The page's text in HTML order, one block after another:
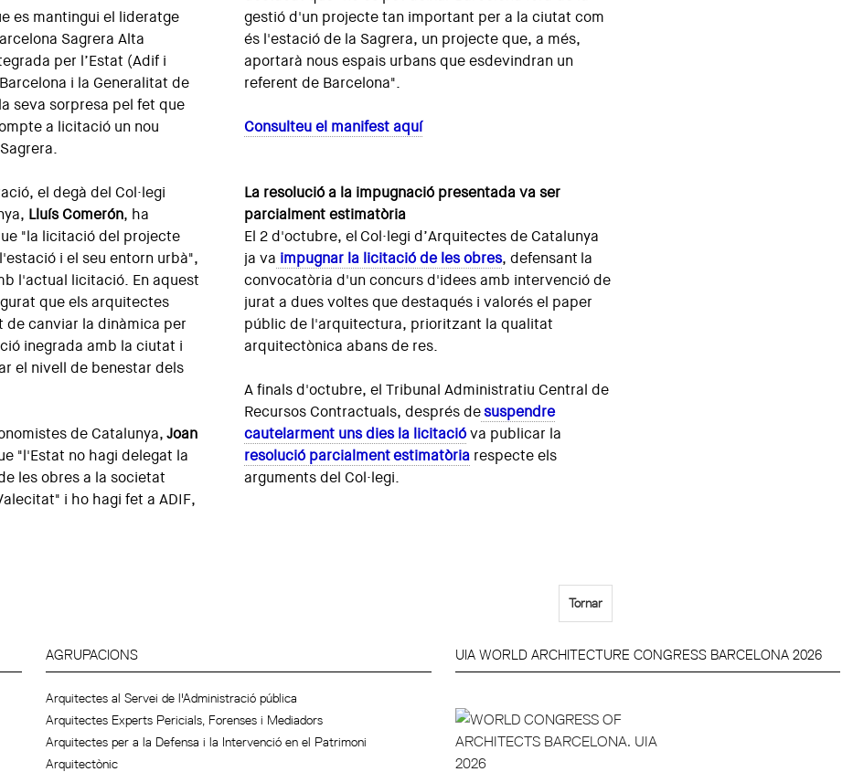
es mantingui el lideratge
Sagrera Alta
per l’Estat (Adif i
i la Generalitat de
seva sorpresa pel fet que
a licitació un nou
el degà del Col·legi
Lluís Comerón, ha
"la licitació del projecte
i el seu entorn urbà",
l'actual licitació. En aquest
que els arquitectes
de canviar la dinàmica per
inegrada amb la ciutat i
el nivell de benestar dels
de Catalunya,Joan
"l'Estat no hagi delegat la
les obres a la societat
i ho hagi fet a ADIF,
gestió d'un projecte tan important per a la ciutat com
és l'estació de la Sagrera, un projecte que, a més,
aportarà nous espais urbans que esdevindran un
referent de Barcelona".
Consulteu el manifest aquí
La resolució a la impugnació presentada va ser
parcialment estimatòria
El 2 d'octubre, el Col·legi d’Arquitectes de Catalunya
ja va impugnar la licitació de les obres, defensant la
convocatòria d'un concurs d'idees amb intervenció de
jurat a dues voltes que destaqués i valorés el paper
públic de l'arquitectura, prioritzant la qualitat
arquitectònica abans de res.
A finals d'octubre, el Tribunal Administratiu Central de
Recursos Contractuals, després desuspendre
cautelarment uns dies la licitacióva publicar la
resolució parcialment estimatòria respecte els
arguments del Col·legi.
Tornar
AGRUPACIONS
Arquitectes al Servei de l'Administració pública
Arquitectes Experts Pericials, Forenses i Mediadors
Arquitectes per a la Defensa i la Intervenció en el Patrimoni
Arquitectònic
UIA WORLD ARCHITECTURE CONGRESS BARCELONA 2026